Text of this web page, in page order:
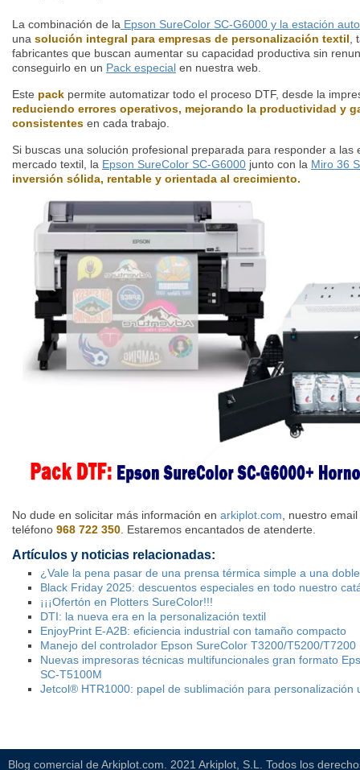
La combinación de la Epson SureColor SC-G6000 y la estación
una solución integral para empresas de personalización textil
fabricantes que buscan aumentar su capacidad productiva sin
conseguirlo en un Pack especial en nuestra web.
Este pack permite automatizar todo el proceso DTF, desde la
reduciendo errores operativos, mejorando la productividad y
consistentes en cada trabajo.
Si buscas una solución profesional preparada para responder a las
mercado textil, la Epson SureColor SC-G6000 junto con la Miro 36
inversión sólida, rentable y orientada al crecimiento.
No dude en solicitar más información en arkiplot.com , nuestro email
teléfono 968 722 350 . Estaremos encantados de atenderte.
Artículos y noticias relacionadas:
¿Vale la pena pasar de una prensa térmica simple a una
Black Friday 2025: descuentos especiales en todo nuestro
¡¡¡Ofertón en Plotters SureColor!!!
DTI: la nueva era en la personalización textil
EnjoyPrint E-A2B: eficiencia industrial con tamaño compacto
Manejo del controlador Epson SureColor T3200/T5200/T7200
Nuevas impresoras técnicas multifuncionales gran formato
SC-T5100M
Jetcol® HTR1000: papel de sublimación para personalización
Blog comercial de Arkiplot.com. 2021 Arkiplot, S.L. Todos los